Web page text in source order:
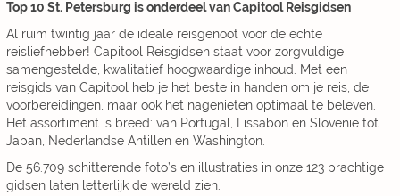
Top 10 St. Petersburg is onderdeel van Capitool Reisgidsen
Al ruim twintig jaar de ideale reisgenoot voor de echte
reisliefhebber! Capitool Reisgidsen staat voor zorgvuldige
samengestelde, kwalitatief hoogwaardige inhoud. Met een
reisgids van Capitool heb je het beste in handen om je reis, de
voorbereidingen, maar ook het nagenieten optimaal te beleven.
Het assortiment is breed: van Portugal, Lissabon en Slovenië tot
Japan, Nederlandse Antillen en Washington.
De 56.709 schitterende foto’s en illustraties in onze 123 prachtige
gidsen laten letterlijk de wereld zien.